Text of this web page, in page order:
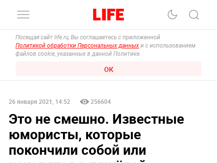
Посещая сайт life.ru, Вы соглашаетесь с приложенной
Политикой обработки Персональных данных и с использованием
файлов cookie, указанных в данной Политике.
ОК
26 января 2021, 14:52 256604
Это не смешно. Известные
юмористы, которые
покончили собой или